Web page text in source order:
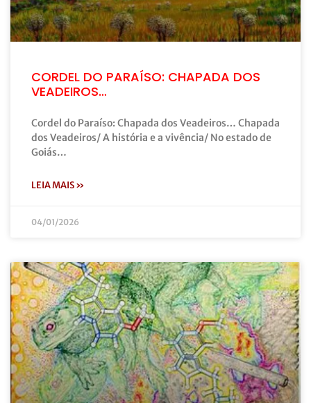
CORDEL DO PARAÍSO: CHAPADA DOS
VEADEIROS…
Cordel do Paraíso: Chapada dos Veadeiros… Chapada
dos Veadeiros/ A história e a vivência/ No estado de
Goiás…
LEIA MAIS »
04/01/2026